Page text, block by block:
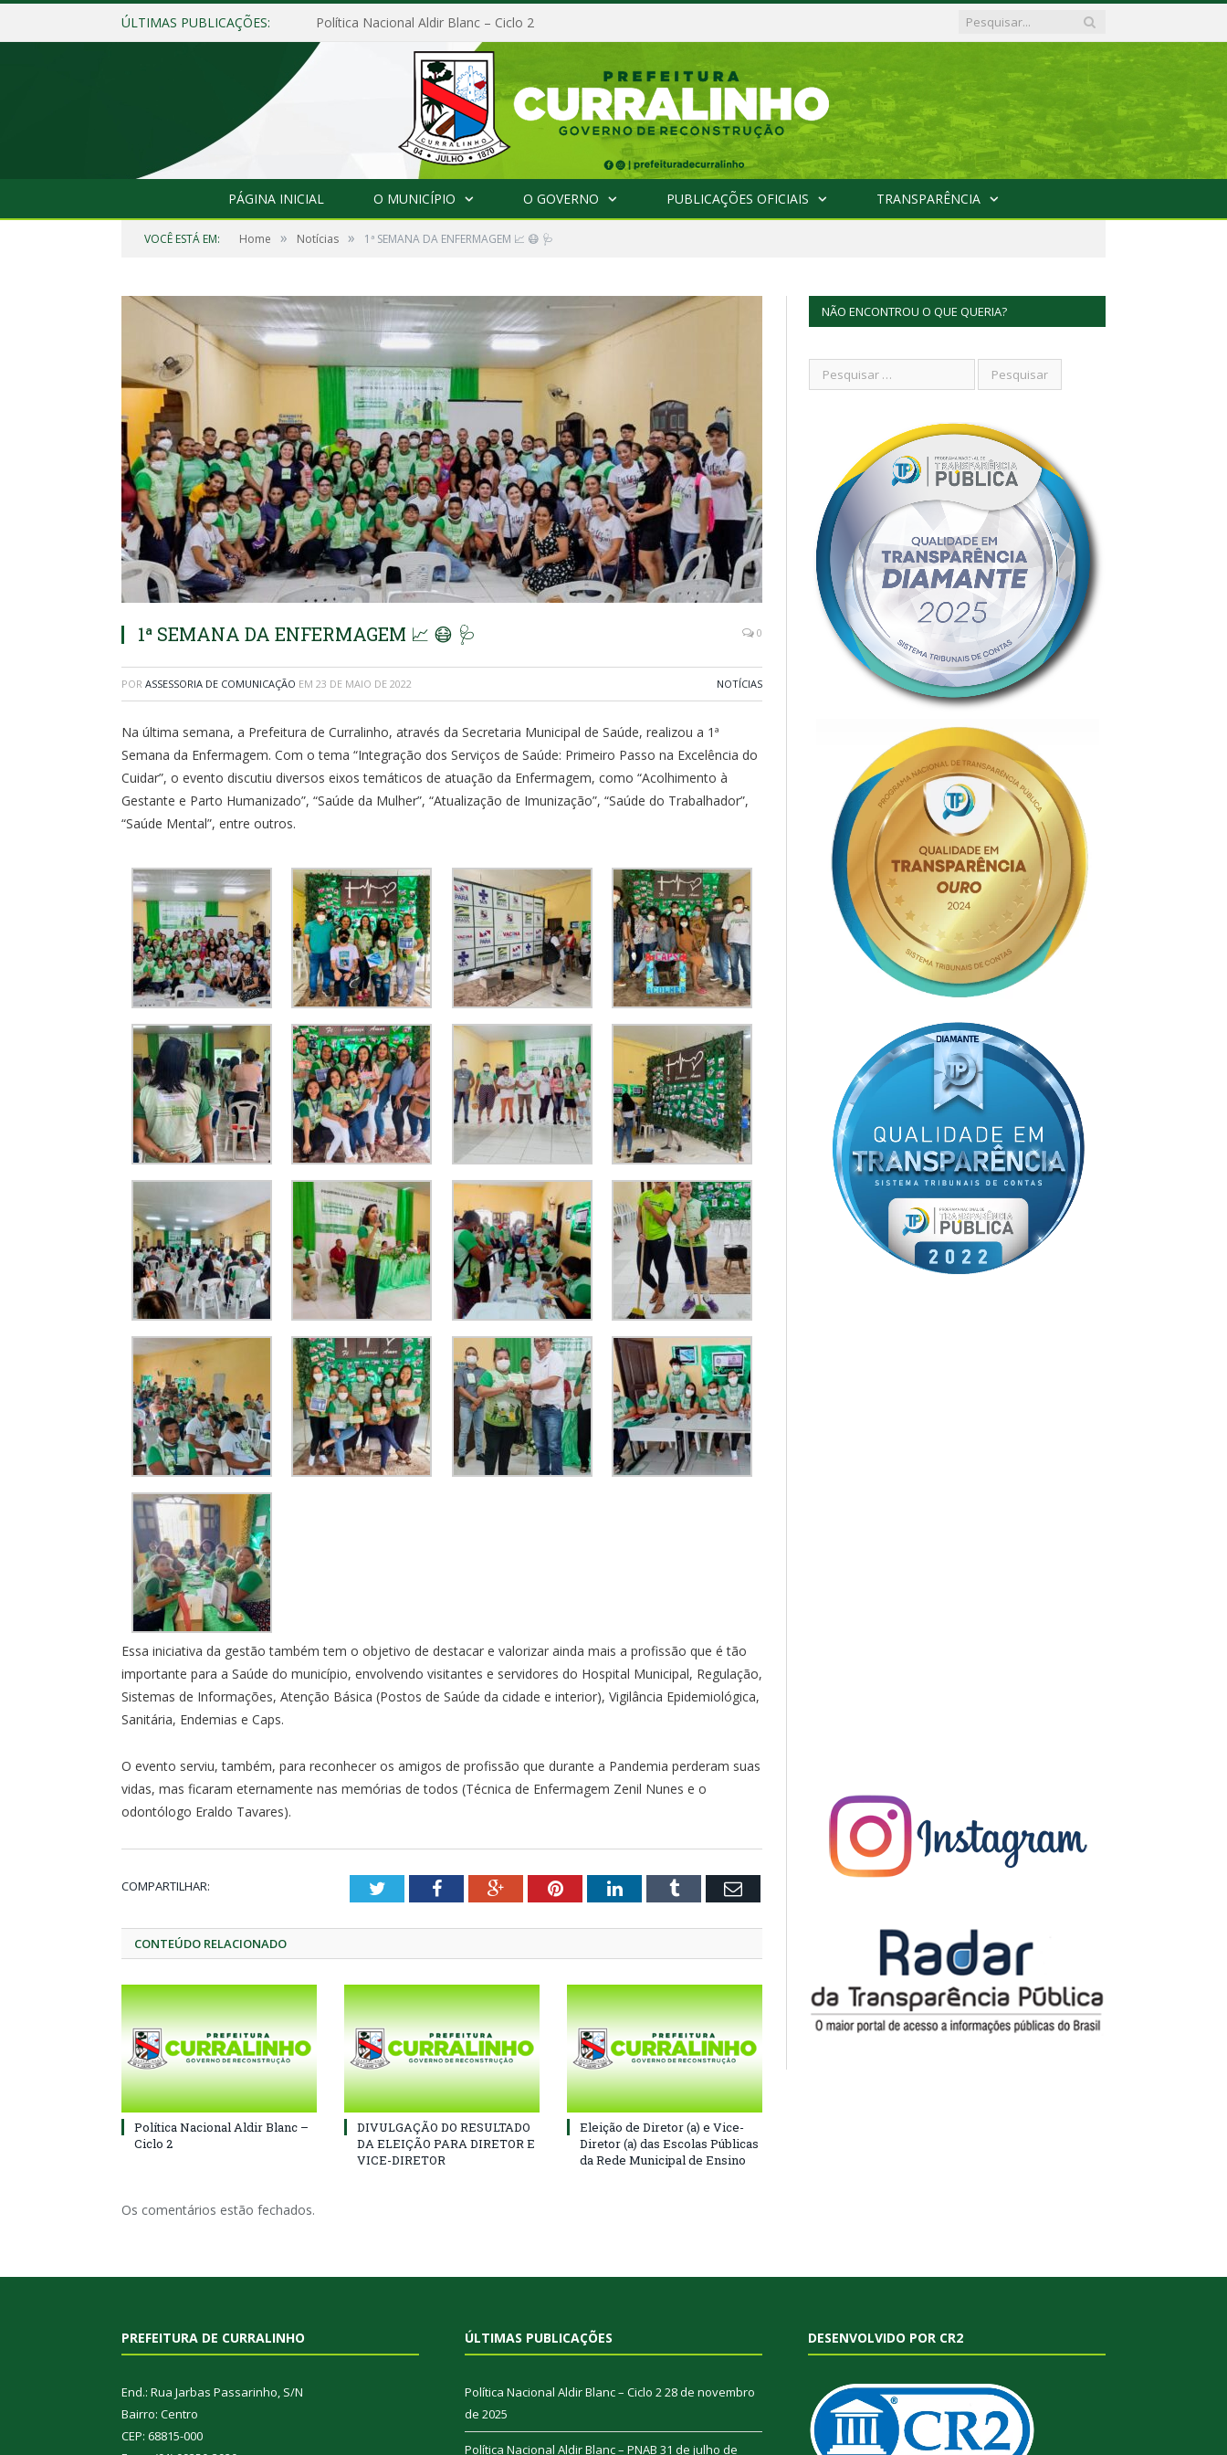
ÚLTIMAS PUBLICAÇÕES: Política Nacional Aldir Blanc – Ciclo 2
PÁGINA INICIAL O MUNICÍPIO O GOVERNO PUBLICAÇÕES OFICIAIS TRANSPARÊNCIA
VOCÊ ESTÁ EM: Home » Notícias » 1ª SEMANA DA ENFERMAGEM 📈 😷 🩺
1ª SEMANA DA ENFERMAGEM 📈 😷 🩺 0
POR ASSESSORIA DE COMUNICAÇÃO EM 23 DE MAIO DE 2022 NOTÍCIAS
Na última semana, a Prefeitura de Curralinho, através da Secretaria Municipal de Saúde, realizou a 1ª
Semana da Enfermagem. Com o tema “Integração dos Serviços de Saúde: Primeiro Passo na Excelência do
Cuidar”, o evento discutiu diversos eixos temáticos de atuação da Enfermagem, como “Acolhimento à
Gestante e Parto Humanizado”, “Saúde da Mulher”, “Atualização de Imunização”, “Saúde do Trabalhador”,
“Saúde Mental”, entre outros.
Essa iniciativa da gestão também tem o objetivo de destacar e valorizar ainda mais a profissão que é tão
importante para a Saúde do município, envolvendo visitantes e servidores do Hospital Municipal, Regulação,
Sistemas de Informações, Atenção Básica (Postos de Saúde da cidade e interior), Vigilância Epidemiológica,
Sanitária, Endemias e Caps.
O evento serviu, também, para reconhecer os amigos de profissão que durante a Pandemia perderam suas
vidas, mas ficaram eternamente nas memórias de todos (Técnica de Enfermagem Zenil Nunes e o
odontólogo Eraldo Tavares).
COMPARTILHAR: TwitterFacebookGoogle+PinterestLinkedInTumblr Email
CONTEÚDO RELACIONADO
Política Nacional Aldir Blanc –
Ciclo 2
DIVULGAÇÃO DO RESULTADO
DA ELEIÇÃO PARA DIRETOR E
VICE-DIRETOR
Eleição de Diretor (a) e Vice-
Diretor (a) das Escolas Públicas
da Rede Municipal de Ensino
Os comentários estão fechados.
NÃO ENCONTROU O QUE QUERIA?
PREFEITURA DE CURRALINHO
End.: Rua Jarbas Passarinho, S/N
Bairro: Centro
CEP: 68815-000
ÚLTIMAS PUBLICAÇÕES
Política Nacional Aldir Blanc – Ciclo 228 de novembro
de 2025
Política Nacional Aldir Blanc – PNAB 31 de julho de
DESENVOLVIDO POR CR2